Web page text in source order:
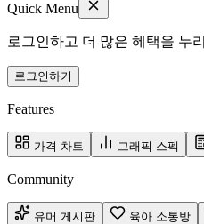
Quick Menu
로그인하고 더 많은 혜택을 누
로그인하기
Features
가격 차트 그래픽 스펙
Community
유머 게시판 육아 소통방